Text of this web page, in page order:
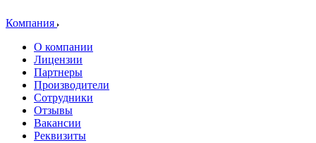
Компания
О компании
Лицензии
Партнеры
Производители
Сотрудники
Отзывы
Вакансии
Реквизиты